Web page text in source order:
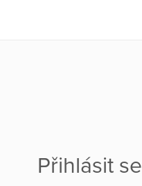
Přihlásit se